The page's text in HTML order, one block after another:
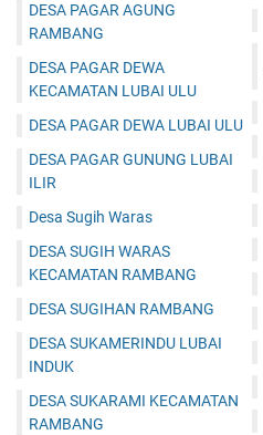
DESA PAGAR AGUNG
RAMBANG
DESA PAGAR DEWA
KECAMATAN LUBAI ULU
DESA PAGAR DEWA LUBAI ULU
DESA PAGAR GUNUNG LUBAI
ILIR
Desa Sugih Waras
DESA SUGIH WARAS
KECAMATAN RAMBANG
DESA SUGIHAN RAMBANG
DESA SUKAMERINDU LUBAI
INDUK
DESA SUKARAMI KECAMATAN
RAMBANG